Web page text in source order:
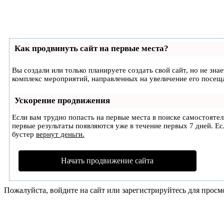
Как продвинуть сайт на первые места?
Вы создали или только планируете создать свой сайт, но не
комплекс мероприятий, направленных на увеличение его
Ускорение продвижения
Если вам трудно попасть на первые места в поиске
первые результаты появляются уже в течение первых 7 дней.
бустер вернут деньги.
Начать продвижение сайта
Пожалуйста, войдите на сайт или зарегистрируйтесь для